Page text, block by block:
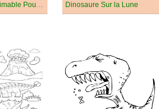
Dinosaure Imprimable Pour les Enfants Dinosaure Sur la Lune